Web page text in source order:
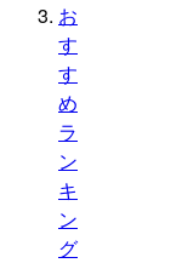
お
す
す
め
ラ
ン
キ
ン
グ